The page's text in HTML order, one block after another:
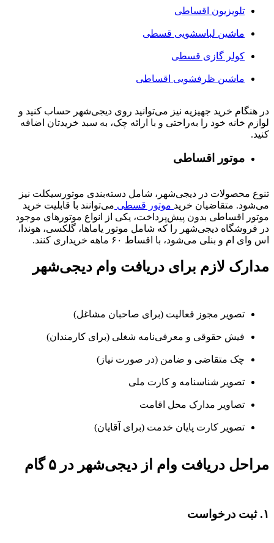
تلویزیون اقساطی
ماشین لباسشویی قسطی
کولر گازی قسطی
ماشین ظرفشویی اقساطی
در هنگام خرید جهیزیه نیز می‌توانید روی دیجی‌شهر حساب کنید و
لوازم خانه خود را به‌راحتی و با ارائه چک، به سبد خریدتان اضافه
کنید.
موتور اقساطی
تنوع محصولات در دیجی‌شهر، شامل دسته‌بندی موتورسیکلت نیز
می‌شود. متقاضیان خرید موتور قسطی می‌توانند با قابلیت خرید
موتور اقساطی بدون پیش‌پرداخت، یکی از انواع موتورهای موجود
در فروشگاه دیجی‌شهر را که شامل موتور یاماها، گلکسی، هوندا،
اس وای ام و بنلی می‌شود، با اقساط ۶۰ ماهه خریداری کنند.
مدارک لازم برای دریافت وام دیجی‌شهر
تصویر مجوز فعالیت (برای صاحبان مشاغل)
فیش حقوقی و معرفی‌نامه شغلی (برای کارمندان)
چک متقاضی و ضامن (در صورت نیاز)
تصویر شناسنامه و کارت ملی
تصاویر مدارک محل اقامت
تصویر کارت پایان خدمت (برای آقایان)
مراحل دریافت وام از دیجی‌شهر در ۵ گام
۱. ثبت درخواست